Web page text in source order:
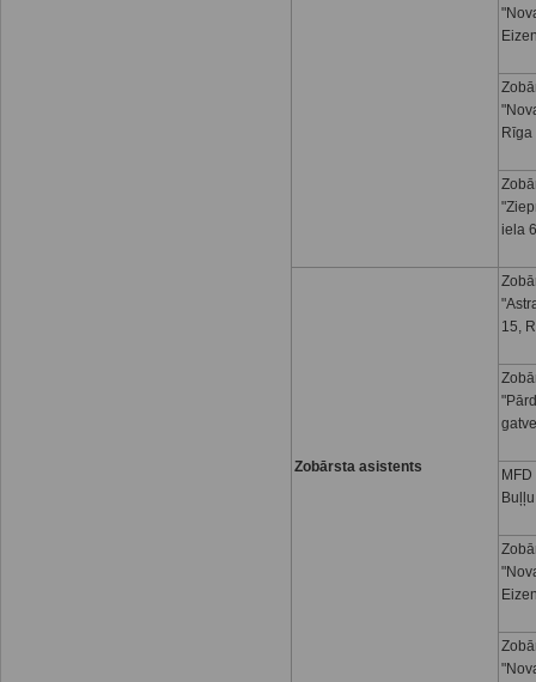
Rīga
iela
Zobārsta asistents
15,